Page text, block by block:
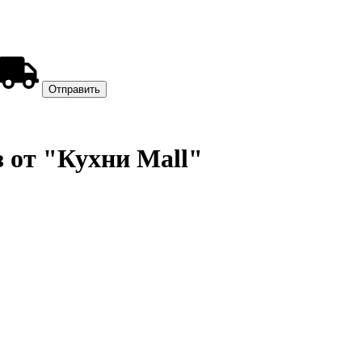
от "Кухни Mall"